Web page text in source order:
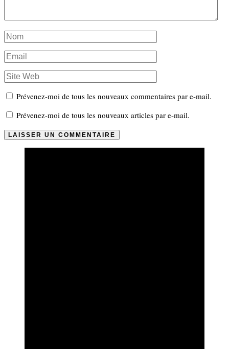
Prévenez-moi de tous les nouveaux commentaires par e-mail.
Prévenez-moi de tous les nouveaux articles par e-mail.